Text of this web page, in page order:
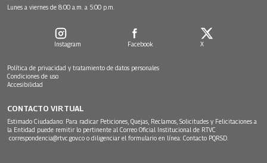
Lunes a viernes de 8:00 a.m. a 5:00 p.m.
Instagram Facebook X
Política de privacidad y tratamiento de datos personales
Condiciones de uso
Accesibilidad
CONTACTO VIRTUAL
Estimado Ciudadano: Para radicar Peticiones, Quejas, Reclamos, Solicitudes y Felicitaciones a
la Entidad puede remitir lo pertinente al Correo Oficial Institucional de RTVC
correspondencia@rtvc.gov.co o diligenciar el formulario en línea: Contacto PQRSD.